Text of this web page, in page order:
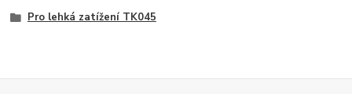
Pro lehká zatížení TK045